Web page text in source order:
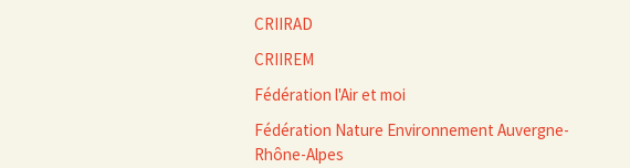
CRIIRAD
CRIIREM
Fédération l'Air et moi
Fédération Nature Environnement Auvergne-
Rhône-Alpes